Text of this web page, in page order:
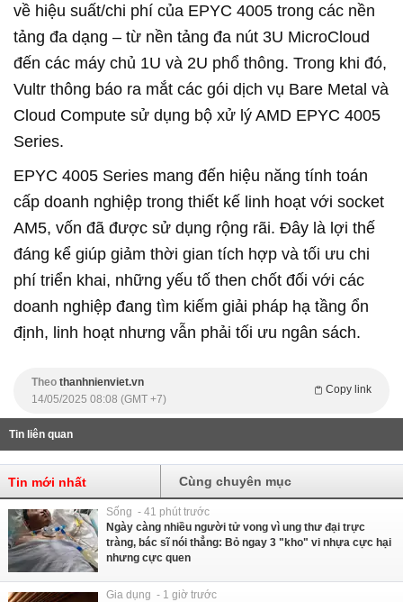
về hiệu suất/chi phí của EPYC 4005 trong các nền
tảng đa dạng – từ nền tảng đa nút 3U MicroCloud
đến các máy chủ 1U và 2U phổ thông. Trong khi đó,
Vultr thông báo ra mắt các gói dịch vụ Bare Metal và
Cloud Compute sử dụng bộ xử lý AMD EPYC 4005
Series.
EPYC 4005 Series mang đến hiệu năng tính toán
cấp doanh nghiệp trong thiết kế linh hoạt với socket
AM5, vốn đã được sử dụng rộng rãi. Đây là lợi thế
đáng kể giúp giảm thời gian tích hợp và tối ưu chi
phí triển khai, những yếu tố then chốt đối với các
doanh nghiệp đang tìm kiếm giải pháp hạ tầng ổn
định, linh hoạt nhưng vẫn phải tối ưu ngân sách.
Theo thanhnienviet.vn
Copy link
14/05/2025 08:08 (GMT +7)
Tin liên quan
Tin mới nhất Cùng chuyên mục
Sống - 41 phút trước
Ngày càng nhiều người tử vong vì ung thư đại trực
tràng, bác sĩ nói thẳng: Bỏ ngay 3 "kho" vi nhựa cực hại
nhưng cực quen
Gia dụng - 1 giờ trước